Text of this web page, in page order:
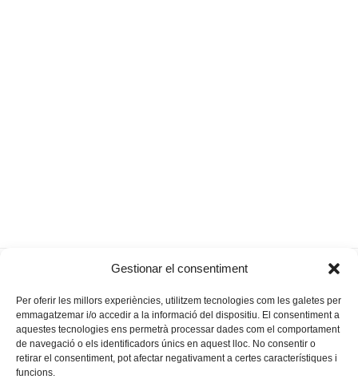
Gestionar el consentiment
Per oferir les millors experiències, utilitzem tecnologies com les galetes per
emmagatzemar i/o accedir a la informació del dispositiu. El consentiment a
aquestes tecnologies ens permetrà processar dades com el comportament
de navegació o els identificadors únics en aquest lloc. No consentir o
retirar el consentiment, pot afectar negativament a certes característiques i
funcions.
next